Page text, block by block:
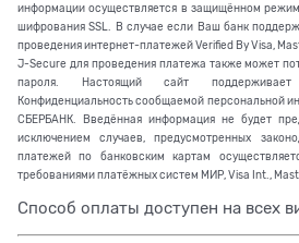
информации осуществляется в защищённом
шифрования SSL. В случае если Ваш банк
проведения интернет-платежей Verified By Visa,
J-Secure для проведения платежа также может
пароля. Настоящий сайт поддерживает
Конфиденциальность сообщаемой персональной
СБЕРБАНК. Введённая информация не будет
исключением случаев, предусмотренных
платежей по банковским картам
требованиями платёжных систем МИР, Visa Int.,
Способ оплаты доступен на всех